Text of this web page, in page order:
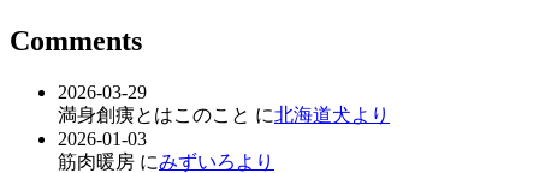
Comments
2026-03-29
満身創痍とはこのこと に北海道犬より
2026-01-03
筋肉暖房 にみずいろより